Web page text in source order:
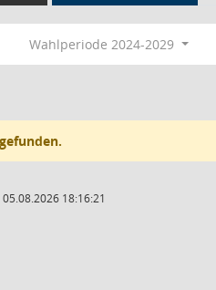
Wahlperiode 2024-2029
18:16:21